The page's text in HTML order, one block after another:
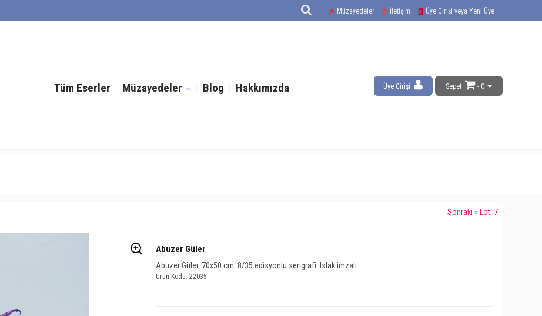
Müzayedeler İletişim Üye Girişi veya Yeni Üye
Sepet - 0
Üye Girişi
Tüm Eserler Müzayedeler Blog Hakkımızda
Sonraki » Lot: 7
Abuzer Güler
Abuzer Güler. 70x50 cm. 8/35 edisyonlu serigrafi. Islak imzalı.
Ürün Kodu: 22035